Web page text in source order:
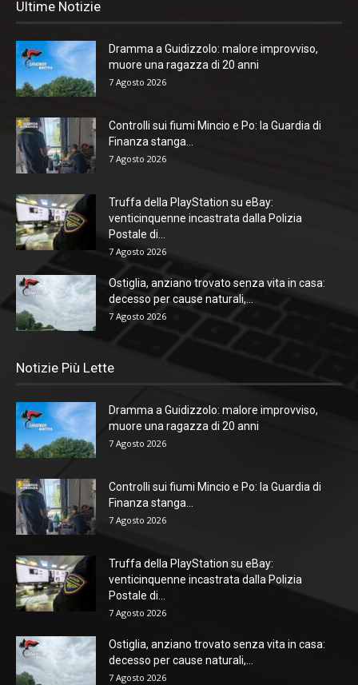
Ultime Notizie
Dramma a Guidizzolo: malore improvviso,
muore una ragazza di 20 anni
7 Agosto 2026
Controlli sui fiumi Mincio e Po: la Guardia di
Finanza stanga...
7 Agosto 2026
Truffa della PlayStation su eBay:
venticinquenne incastrata dalla Polizia
Postale di...
7 Agosto 2026
Ostiglia, anziano trovato senza vita in casa:
decesso per cause naturali,...
7 Agosto 2026
Notizie Più Lette
Dramma a Guidizzolo: malore improvviso,
muore una ragazza di 20 anni
7 Agosto 2026
Controlli sui fiumi Mincio e Po: la Guardia di
Finanza stanga...
7 Agosto 2026
Truffa della PlayStation su eBay:
venticinquenne incastrata dalla Polizia
Postale di...
7 Agosto 2026
Ostiglia, anziano trovato senza vita in casa:
decesso per cause naturali,...
7 Agosto 2026